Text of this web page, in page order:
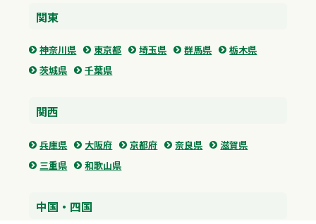
関東
神奈川県 東京都 埼玉県 群馬県
栃木県
茨城県
千葉県
関西
兵庫県 大阪府 京都府 奈良県
滋賀県
三重県
和歌山県
中国・四国